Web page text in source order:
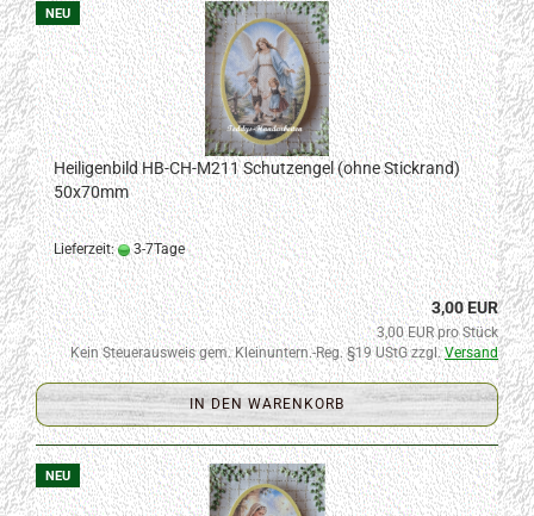
NEU
Heiligenbild HB-CH-M211 Schutzengel (ohne Stickrand)
50x70mm
Lieferzeit: 3-7Tage
3,00 EUR
3,00 EUR pro Stück
Kein Steuerausweis gem. Kleinuntern.-Reg. §19 UStG zzgl.Versand
IN DEN WARENKORB
NEU